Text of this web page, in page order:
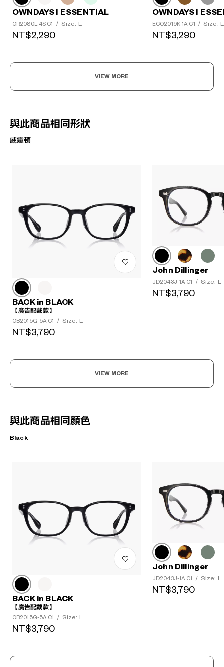
OWNDAYS | ESSENTIAL
OR2080L-4S C1 / Size: L
NT$2,290
OWNDAYS |
ECO2019K-1A C1 / Size: L
NT$3,290
VIEW MORE
與此商品相同形狀
威靈頓
BACK in BLACK
【廣告配戴款】
OB2015G-5A C1
/ Size: L
NT$3,790
John Dillinger
JD2043J-1A C1 / Size: L
NT$3,790
VIEW MORE
與此商品相同顏色
Black
BACK in BLACK
【廣告配戴款】
OB2015G-5A C1
/ Size: L
NT$3,790
John Dillinger
JD2043J-1A C1 / Size: L
NT$3,790